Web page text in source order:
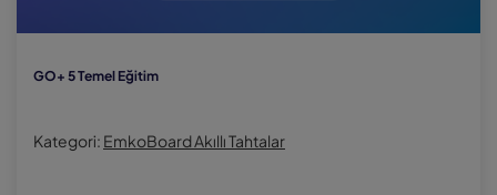
GO+ 5 Temel Eğitim
Kategori: EmkoBoard Akıllı Tahtalar